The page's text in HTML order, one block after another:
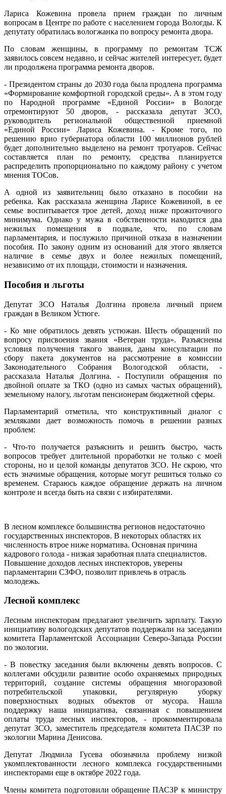
Лариса Кожевина провела прием граждан по личным
вопросам в Центре по работе с населением города Вологды. К
депутату обратилась вологжанка по вопросу ремонта двора.
По словам женщины, в программу по ремонтам ТСЖ
заявилось совсем недавно, и сейчас жителей интересует, будет
ли продолжена программа ремонта дворов.
- Президентом страны до 2030 года была продлена программа
«Формирование комфортной городской среды». А в этом году
по Народной программе «Единой России» в Вологде
отремонтируют 50 дворов, - рассказала депутат ЗСО,
руководитель региональной общественной приемной
«Единой России» Лариса Кожевина. - Кроме того, по
решению врио губернатора области 100 миллионов рублей
будет дополнительно выделено на ремонт тротуаров. Сейчас
составляется план по ремонту, средства планируется
распределить пропорционально по каждому району с учетом
мнения ТОСов.
А одной из заявительниц было отказано в пособии на
ребенка. Как рассказала женщина Ларисе Кожевиной, в ее
семье воспитывается трое детей, доход ниже прожиточного
минимума. Однако у мужа в собственности находится два
нежилых помещения в подвале, что, по словам
парламентария, и послужило причиной отказа в назначении
пособия. По закону одним из оснований для этого является
наличие в семье двух и более нежилых помещений,
независимо от их площади, стоимости и назначения.
Пособия и льготы
Депутат ЗСО Наталья Долгина провела личный прием
граждан в Великом Устюге.
- Ко мне обратилось девять устюжан. Шесть обращений по
вопросу присвоения звания «Ветеран труда». Разъяснены
условия получения такого звания, даны консультации по
сбору пакета документов на рассмотрение в комиссии
Законодательного Собрания Вологодской области, -
рассказала Наталья Долгина. - Поступили обращения по
двойной оплате за ТКО (одно из самых частых обращений),
земельному налогу, льготам пенсионерам бюджетной сферы.
Парламентарий отметила, что конструктивный диалог с
земляками дает возможность помочь в решении разных
проблем:
- Что-то получается разъяснить и решить быстро, часть
вопросов требует длительной проработки не только с моей
стороны, но и целой команды депутатов ЗСО. Не скрою, что
есть значимые обращения, которые могут решиться только со
временем. Стараюсь каждое обращение держать на личном
контроле и всегда быть на связи с избирателями.
В лесном комплексе большинства регионов недостаточно
государственных инспекторов. В некоторых областях их
численность втрое ниже норматива. Основная причина
кадрового голода - низкая заработная плата специалистов.
Повышение доходов лесных инспекторов, уверены
парламентарии СЗФО, позволит привлечь в отрасль
молодежь.
Лесной комплекс
Лесным инспекторам предлагают увеличить зарплату. Такую
инициативу вологодских депутатов поддержали на заседании
комитета Парламентской Ассоциации Северо-Запада России
по экологии.
- В повестку заседания были включены девять вопросов. С
коллегами обсудили развитие особо охраняемых природных
территорий, создание системы обращения многоразовой
потребительской упаковки, регулярную уборку
поверхностных водных объектов от мусора. Нашла
поддержку наша инициатива, связанная с повышением
оплаты труда лесных инспекторов, - прокомментировала
депутат ЗСО, заместитель председателя комитета ПАСЗР по
экологии Марина Денисова.
Депутат Людмила Гусева обозначила проблему низкой
укомплектованности лесного комплекса государственными
инспекторами еще в октябре 2022 года.
Члены комитета подготовили обращение ПАСЗР к министру